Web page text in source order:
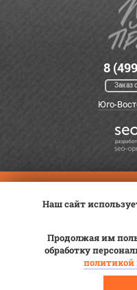
8
Заказ
Юго-
Доставка
© 2012—2026 «Купи
Наш сайт
Продолжая им
обработку